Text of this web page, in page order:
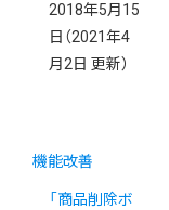
2018年5月15
日 （2021年4
月2日 更新）
機能改善
「商品削除ボ